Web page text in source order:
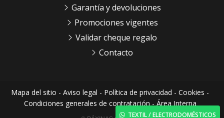
TEXTIL / ELECTRODOMÉSTICOS
Garantía y devoluciones
Promociones vigentes
Validar cheque regalo
Contacto
Mapa del sitio - Aviso legal - Política de privacidad - Cookies -
Condiciones generales de contratación-Área Interna